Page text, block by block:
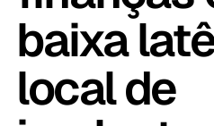
baixa
local de